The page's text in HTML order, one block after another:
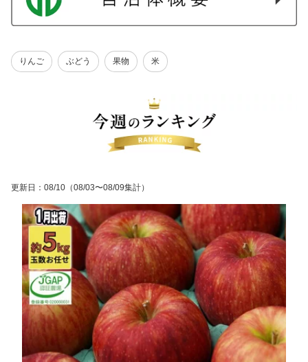
りんご ぶどう 果物 米
更新日 ： 08/10 （08/03〜08/09集計）